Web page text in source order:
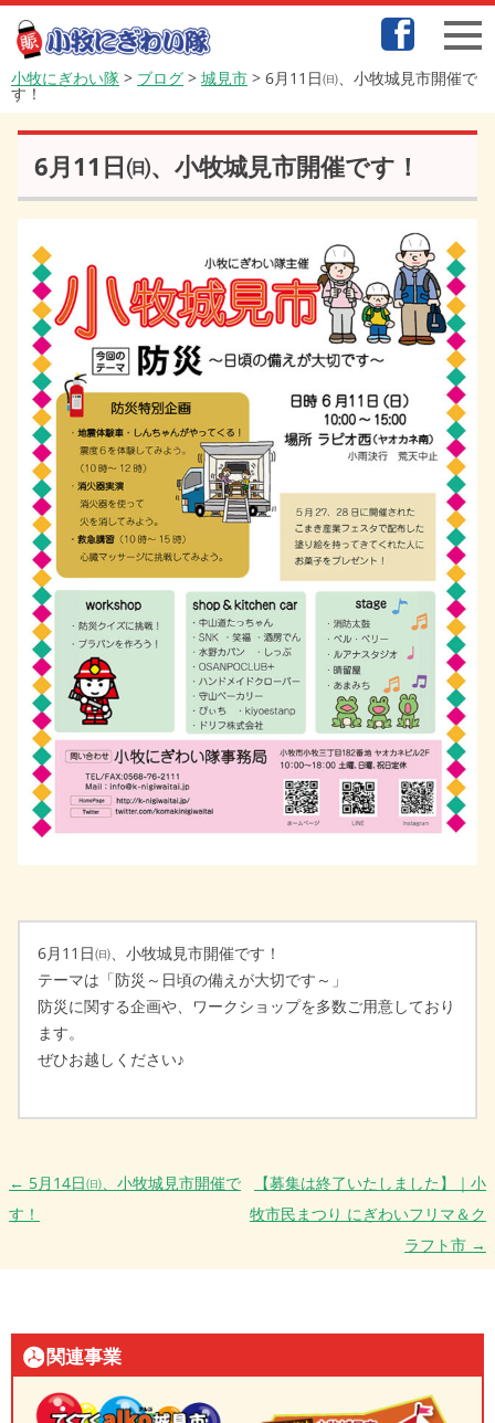
小牧にぎわい隊 > ブログ > 城見市 > 6月11日㈰、小牧城見市開催で
す！
6月11日㈰、小牧城見市開催です！
6月11日㈰、小牧城見市開催です！
テーマは「防災～日頃の備えが大切です～」
防災に関する企画や、ワークショップを多数ご用意しており
ます。
ぜひお越しください♪
投稿ナビゲーション
← 5月14日㈰、小牧城見市開催で
す！
【募集は終了いたしました】｜小
牧市民まつり にぎわいフリマ＆ク
ラフト市 →
関連事業